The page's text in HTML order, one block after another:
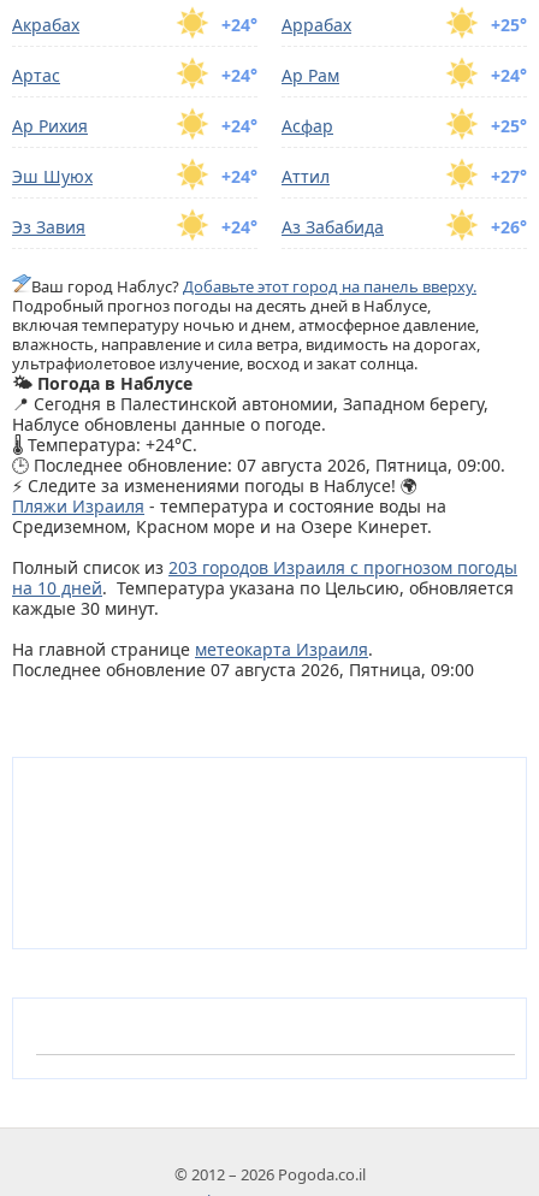
+24°
Акрабах +25°
Аррабах
+24°
Артас +24°
Ар Рам
+24°
Ар Рихия +25°
Асфар
+24°
Эш Шуюх +27°
Аттил
+24°
Эз Завия +26°
Аз Забабида
Ваш город Наблус?Добавьте этот город на панель вверху.
Подробный прогноз погоды на десять дней в Наблусе,
включая температуру ночью и днем, атмосферное давление,
влажность, направление и сила ветра, видимость на дорогах,
ультрафиолетовое излучение, восход и закат солнца.
🌤️ Погода в Наблусе
📍 Сегодня в Палестинской автономии, Западном берегу,
Наблусе обновлены данные о погоде.
🌡️ Температура: +24°C.
🕒 Последнее обновление: 07 августа 2026, Пятница, 09:00.
⚡ Следите за изменениями погоды в Наблусе! 🌍
Пляжи Израиля - температура и состояние воды на
Средиземном, Красном море и на Озере Кинерет.
Полный список из 203 городов Израиля с прогнозом погоды
на 10 дней. Температура указана по Цельсию, обновляется
каждые 30 минут.
На главной странице метеокарта Израиля.
Последнее обновление 07 августа 2026, Пятница, 09:00
© 2012 – 2026 Pogoda.co.il